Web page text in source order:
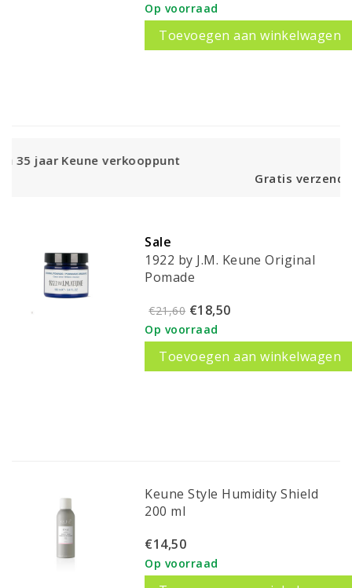
Op voorraad
Toevoegen aan winkelwagen
Gratis verzending vanaf € 55,-- NL via
Sale
1922 by J.M. Keune Original
Pomade
€21,60 €18,50
Op voorraad
Toevoegen aan winkelwagen
Keune Style Humidity Shield
200 ml
€14,50
Op voorraad